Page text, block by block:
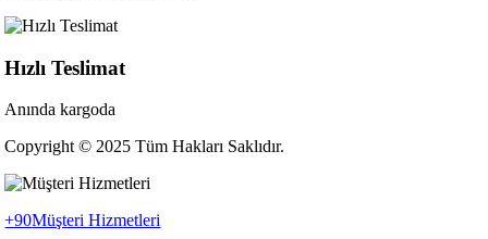
Hızlı Teslimat
Anında kargoda
Copyright © 2025 Tüm Hakları Saklıdır.
+90Müşteri Hizmetleri